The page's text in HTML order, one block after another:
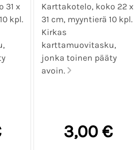
31 x
kpl.
Karttakotelo, koko 22 x
31 cm, myyntierä 10 kpl.
Kirkas
karttamuovitasku,
jonka toinen pääty
avoin.
3,00 €